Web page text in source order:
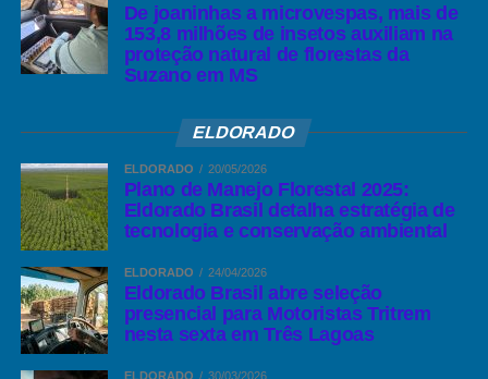
De joaninhas a microvespas, mais de
153,8 milhões de insetos auxiliam na
proteção natural de florestas da
Suzano em MS
ELDORADO
ELDORADO 20/05/2026
Plano de Manejo Florestal 2025:
Eldorado Brasil detalha estratégia de
tecnologia e conservação ambiental
ELDORADO 24/04/2026
Eldorado Brasil abre seleção
presencial para Motoristas Tritrem
nesta sexta em Três Lagoas
ELDORADO 30/03/2026